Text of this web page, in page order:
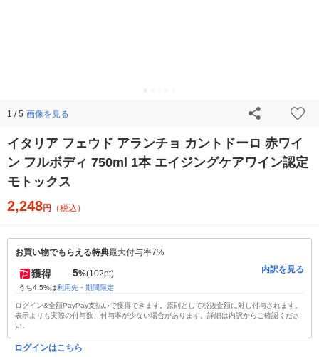
1 / 5 画像を見る
イタリア フェウド アランチョ カントドーロ 赤ワイ
ン フルボディ 750ml 1本 エイジングケアワイン認定
モトックス
2,248円 （税込）
お買い物でもらえる特典最大付与率7%
獲得 5%(102pt)
うち4.5%は利用先・期間限定
内訳を見る
ログイン&全額PayPay支払いで獲得できます。原則として税抜金額に対し付与されます。
表示よりも実際の付与数、付与率が少ない場合があります。詳細は内訳からご確認くださ
い。
ログインはこちら